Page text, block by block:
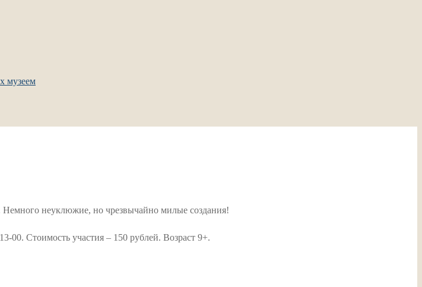
музеем
неуклюжие, но чрезвычайно милые создания!
00. Стоимость участия – 150 рублей. Возраст 9+.